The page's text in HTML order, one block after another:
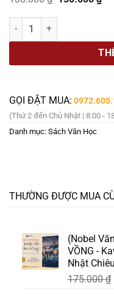
là:
hiện
NGƯỜI LẠ VỚI CHÍNH
GỌI ĐẶT MUA:
(Thứ 2 đến Chủ Nhật | 8:00 -
Danh mục: Sách Văn Học
THƯỜNG ĐƯỢC MUA
(Nobel
VỒNG -
Nhật
175.000₫